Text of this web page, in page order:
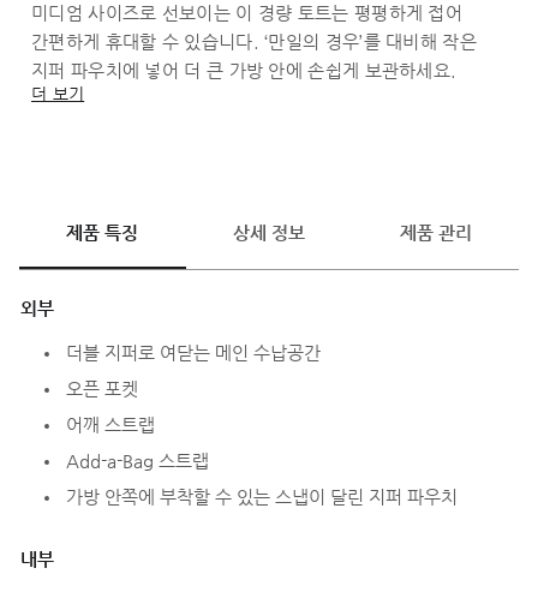
미디엄 사이즈로 선보이는 이 경량 토트는 평평하게 접어
간편하게 휴대할 수 있습니다. ‘만일의 경우’를 대비해 작은
지퍼 파우치에 넣어 더 큰 가방 안에 손쉽게 보관하세요.
더 보기
제품 특징 상세 정보 제품 관리
외부
더블 지퍼로 여닫는 메인 수납공간
오픈 포켓
어깨 스트랩
Add-a-Bag 스트랩
가방 안쪽에 부착할 수 있는 스냅이 달린 지퍼 파우치
내부